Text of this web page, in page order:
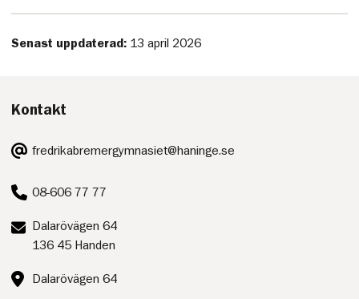
Senast uppdaterad: 13 april 2026
Kontakt
E-
post:
fredrikabremergymnasiet@haninge.se
Telefon:
08-606 77 77
Postadress:
Dalarövägen 64
136 45 Handen
Besöksadress:
Dalarövägen 64